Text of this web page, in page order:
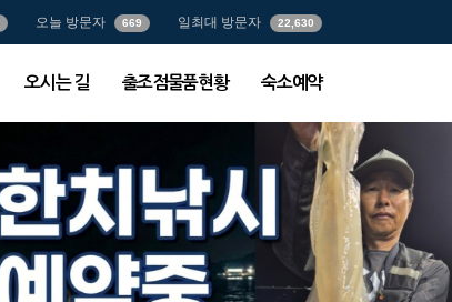
오늘 방문자 669 일최대 방문자 22,630
오시는 길 출조점물품현황 숙소예약